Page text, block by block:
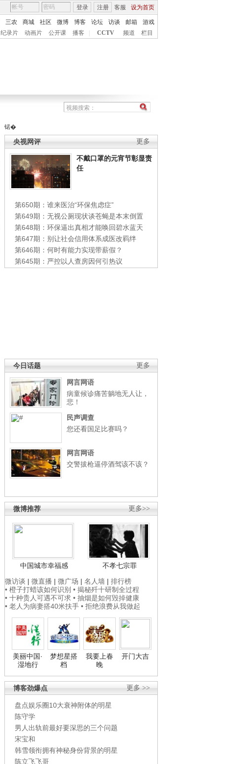
客服 设为首页
登录 注册
三农 商城 社区 微博 博客 论坛 访谈 邮箱
游戏
纪录片 动画片 公开课 播客 CCTV 频道 栏目
锘�
更多
央视网评
不戴口罩的元宵节彰显责
任
第650期：谁来医治“环保焦虑症”
第649期：无视公厕现状谈苍蝇是本末倒置
第648期：环保逼出真相才能唤回碧水蓝天
第647期：别让社会信用体系成医改羁绊
第646期：何时有能力实现带薪假？
第645期：严控以人查房因何引热议
更多
今日话题
网言网语
病童候诊痛苦躺地无人让，
悲！
民声调查
您还看国足比赛吗？
网言网语
交警拔枪逼停酒驾该不该？
更多>>
微博推荐
中国城市幸福感
不孝七宗罪
微访谈 | 微直播 | 微广场 | 名人墙 | 排行榜
• 橙子打蜡该如何识别 • 揭秘歼十研制全过程
• 十种贵人可遇不可求 • 抽烟是如何毁掉健康
• 老人为病妻搭40米扶手 • 拒绝浪费从我做起
美丽中国·
湿地行
梦想星搭
档
我要上春
晚
开门大吉
更多 >>
博客劲爆点
盘点娱乐圈10大衰神附体的明星
陈守学
男人出轨前最好要深思的三个问题
宋宝和
韩雪领衔拥有神秘身份背景的明星
陈立飞飞哥